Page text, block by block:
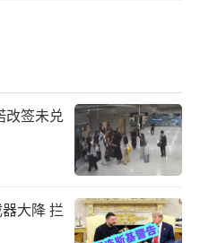
改签未兑
大降 拦